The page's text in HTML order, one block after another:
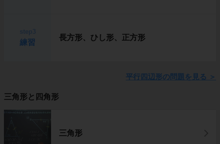
練習
長方形、ひし形、正方形
平行四辺形の問題を見る ＞
三角形と四角形
三角形